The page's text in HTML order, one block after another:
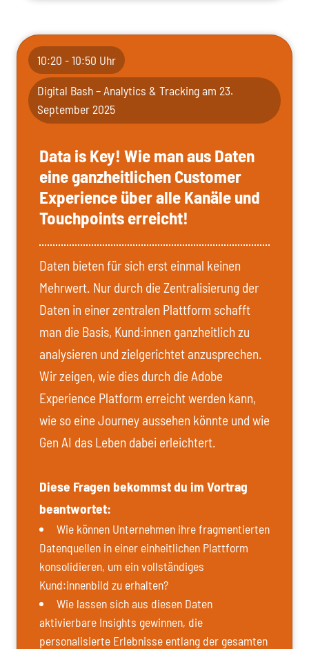
10:20 - 10:50 Uhr
Digital Bash – Analytics & Tracking am 23.
September 2025
Data is Key! Wie man aus Daten
eine ganzheitlichen Customer
Experience über alle Kanäle und
Touchpoints erreicht!
Daten bieten für sich erst einmal keinen
Mehrwert. Nur durch die Zentralisierung der
Daten in einer zentralen Plattform schafft
man die Basis, Kund:innen ganzheitlich zu
analysieren und zielgerichtet anzusprechen.
Wir zeigen, wie dies durch die Adobe
Experience Platform erreicht werden kann,
wie so eine Journey aussehen könnte und wie
Gen AI das Leben dabei erleichtert.
Diese Fragen bekommst du im Vortrag
beantwortet:
Wie können Unternehmen ihre fragmentierten
Datenquellen in einer einheitlichen Plattform
konsolidieren, um ein vollständiges
Kund:innenbild zu erhalten?
Wie lassen sich aus diesen Daten
aktivierbare Insights gewinnen, die
personalisierte Erlebnisse entlang der gesamten